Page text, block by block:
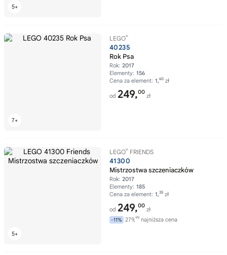
LEGO®
40235
Rok Psa
Rok: 2017
Elementy: 156
Cena za element: 1,60 zł
od 249,00
zł
LEGO® FRIENDS
41300
Mistrzostwa szczeniaczków
Rok: 2017
Elementy: 185
Cena za element: 1,35 zł
od 249,00
zł
-11% 279,99 najniższa cena